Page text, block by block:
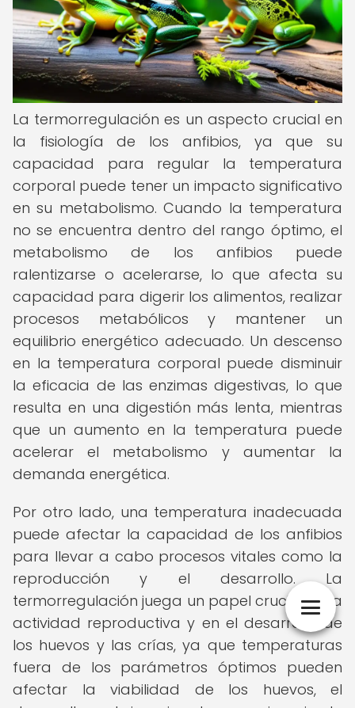
La termorregulación es un aspecto crucial en
la fisiología de los anfibios, ya que su
capacidad para regular la temperatura
corporal puede tener un impacto significativo
en su metabolismo. Cuando la temperatura
no se encuentra dentro del rango óptimo, el
metabolismo de los anfibios puede
ralentizarse o acelerarse, lo que afecta su
capacidad para digerir los alimentos, realizar
procesos metabólicos y mantener un
equilibrio energético adecuado. Un descenso
en la temperatura corporal puede disminuir
la eficacia de las enzimas digestivas, lo que
resulta en una digestión más lenta, mientras
que un aumento en la temperatura puede
acelerar el metabolismo y aumentar la
demanda energética.
Por otro lado, una temperatura inadecuada
puede afectar la capacidad de los anfibios
para llevar a cabo procesos vitales como la
reproducción y el desarrollo. La
termorregulación juega un papel crucial en la
actividad reproductiva y en el desarrollo de
los huevos y las crías, ya que temperaturas
fuera de los parámetros óptimos pueden
afectar la viabilidad de los huevos, el